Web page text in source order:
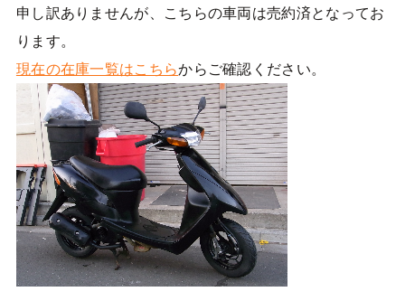
申し訳ありませんが、こちらの車両は売約済となってお
ります。
現在の在庫一覧はこちらからご確認ください。